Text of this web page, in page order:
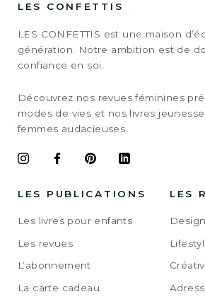
LES CONFETTIS
LES CONFETTIS est une maison
génération. Notre ambition est de
confiance en soi.
Découvrez nos revues féminines
modes de vies et nos livres
femmes audacieuses.
LES PUBLICATIONS
Les livres pour enfants
Les revues
L’abonnement
La carte cadeau
LES
Design